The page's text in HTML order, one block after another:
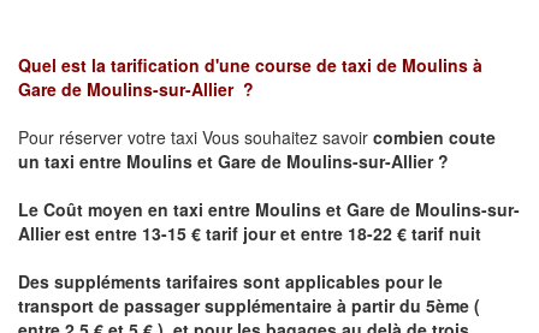
Quel est la tarification d'une course de taxi de Moulins à
Gare de Moulins-sur-Allier ?
Pour réserver votre taxi Vous souhaitez savoir combien coute
un taxi entre Moulins et Gare de Moulins-sur-Allier ?
Le Coût moyen en taxi entre Moulins et Gare de Moulins-sur-
Allier est entre 13-15 € tarif jour et entre 18-22 € tarif nuit
Des suppléments tarifaires sont applicables pour le
transport de passager supplémentaire à partir du 5ème (